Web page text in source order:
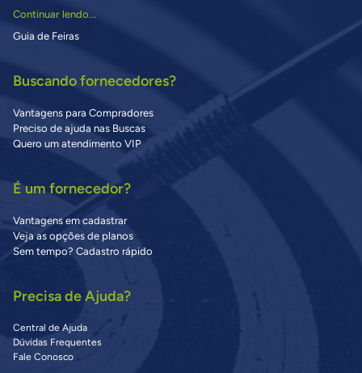
Continuar lendo...
Guia de Feiras
Buscando fornecedores?
Vantagens para Compradores
Preciso de ajuda nas Buscas
Quero um atendimento VIP
É um fornecedor?
Vantagens em cadastrar
Veja as opções de planos
Sem tempo? Cadastro rápido
Precisa de Ajuda?
Central de Ajuda
Dúvidas Frequentes
Fale Conosco